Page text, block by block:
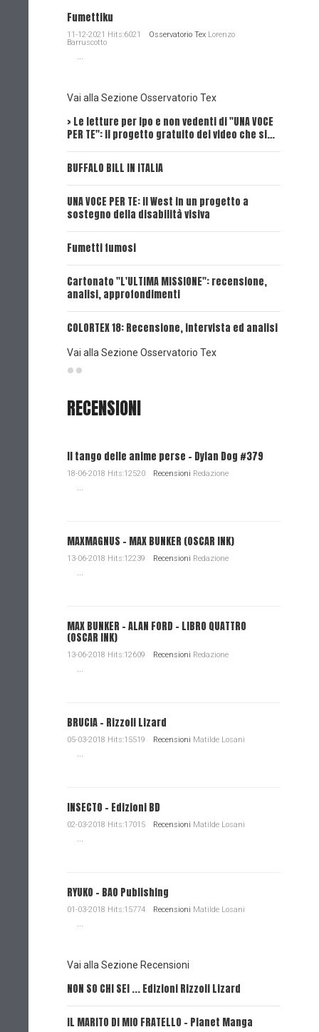
Fumettiku
11-12-2021 Hits:6021 Osservatorio Tex Lorenzo
Barruscotto
Vai alla Sezione Osservatorio Tex
> Le letture per ipo e non vedenti di "UNA VOCE
PER TE": il progetto gratuito dei video che si…
BUFFALO BILL IN ITALIA
UNA VOCE PER TE: il West in un progetto a
sostegno della disabilità visiva
Fumetti fumosi
Cartonato "L'ULTIMA MISSIONE": recensione,
analisi, approfondimenti
COLORTEX 18: Recensione, intervista ed analisi
Vai alla Sezione Osservatorio Tex
RECENSIONI
Il tango delle anime perse - Dylan Dog #379
18-06-2018 Hits:12520 Recensioni Redazione
MAXMAGNUS – MAX BUNKER (OSCAR INK)
13-06-2018 Hits:12239 Recensioni Redazione
MAX BUNKER – ALAN FORD – LIBRO QUATTRO
(OSCAR INK)
13-06-2018 Hits:12609 Recensioni Redazione
BRUCIA - Rizzoli Lizard
05-03-2018 Hits:15519 Recensioni Matilde Losani
INSECTO - Edizioni BD
02-03-2018 Hits:17015 Recensioni Matilde Losani
RYUKO - BAO Publishing
01-03-2018 Hits:15774 Recensioni Matilde Losani
Vai alla Sezione Recensioni
NON SO CHI SEI ... Edizioni Rizzoli Lizard
IL MARITO DI MIO FRATELLO - Planet Manga